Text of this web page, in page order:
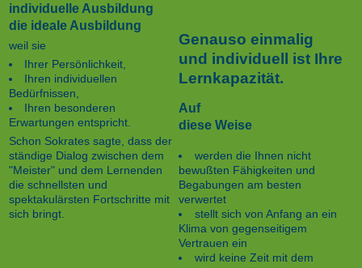
individuelle Ausbildung
die ideale Ausbildung
weil sie
Ihrer Persönlichkeit,
Ihren individuellen
Bedürfnissen,
Ihren besonderen
Erwartungen entspricht.
Schon Sokrates sagte, dass der
ständige Dialog zwischen dem
"Meister" und dem Lernenden
die schnellsten und
spektakulärsten Fortschritte mit
sich bringt.
Genauso einmalig
und individuell ist Ihre
Lernkapazität.
Auf
diese Weise
werden die Ihnen nicht
bewußten Fähigkeiten und
Begabungen am besten
verwertet
stellt sich von Anfang an ein
Klima von gegenseitigem
Vertrauen ein
wird keine Zeit mit dem